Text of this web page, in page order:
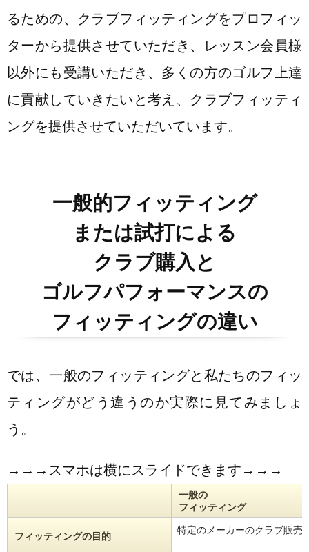
るための、クラブフィッティングをプロフィッ
ターから提供させていただき、レッスン会員様
以外にも受講いただき、多くの方のゴルフ上達
に貢献していきたいと考え、クラブフィッティ
ングを提供させていただいています。
一般的フィッティング
または試打による
クラブ購入と
ゴルフパフォーマンスの
フィッティングの違い
では、一般のフィッティングと私たちのフィッ
ティングがどう違うのか実際に見てみましょ
う。
→→→スマホは横にスライドできます→→→
一般の
フィッティング
フィッティングの目的
特定のメーカーのクラブ販売